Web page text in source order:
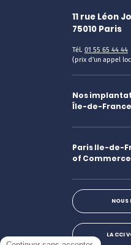
11 rue Léon
75010 Paris
Tél. 01 55 65 44 44
(prix d'un appel
Nos
Île-de-France
Paris Ile-de-
of
NOUS
LA CCI